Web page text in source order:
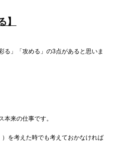
】
る」「攻める」の3点があると思いま
本来の仕事です。
を考えた時でも考えておかなければ